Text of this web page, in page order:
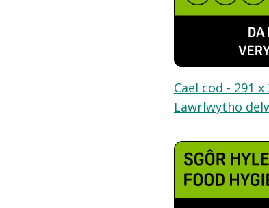
Cael cod - 291
Lawrlwytho